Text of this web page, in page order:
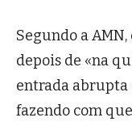
Segundo a
depois de «na
entrada abrupta
fazendo com